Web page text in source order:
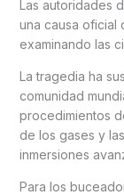
Las autoridades
una causa oficial
examinando las
La tragedia ha
comunidad
procedimientos
de los gases y
inmersiones
Para los